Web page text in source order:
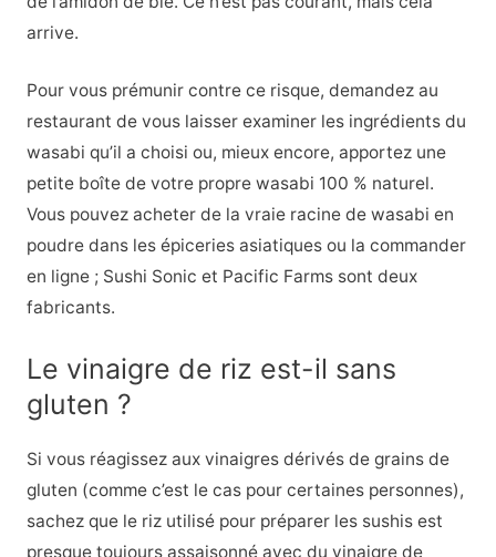
arrive.
Pour vous prémunir contre ce risque, demandez au
restaurant de vous laisser examiner les ingrédients du
wasabi qu’il a choisi ou, mieux encore, apportez une
petite boîte de votre propre wasabi 100 % naturel.
Vous pouvez acheter de la vraie racine de wasabi en
poudre dans les épiceries asiatiques ou la commander
en ligne ; Sushi Sonic et Pacific Farms sont deux
fabricants.
Le vinaigre de riz est-il sans
gluten ?
Si vous réagissez aux vinaigres dérivés de grains de
gluten (comme c’est le cas pour certaines personnes),
sachez que le riz utilisé pour préparer les sushis est
presque toujours assaisonné avec du vinaigre de